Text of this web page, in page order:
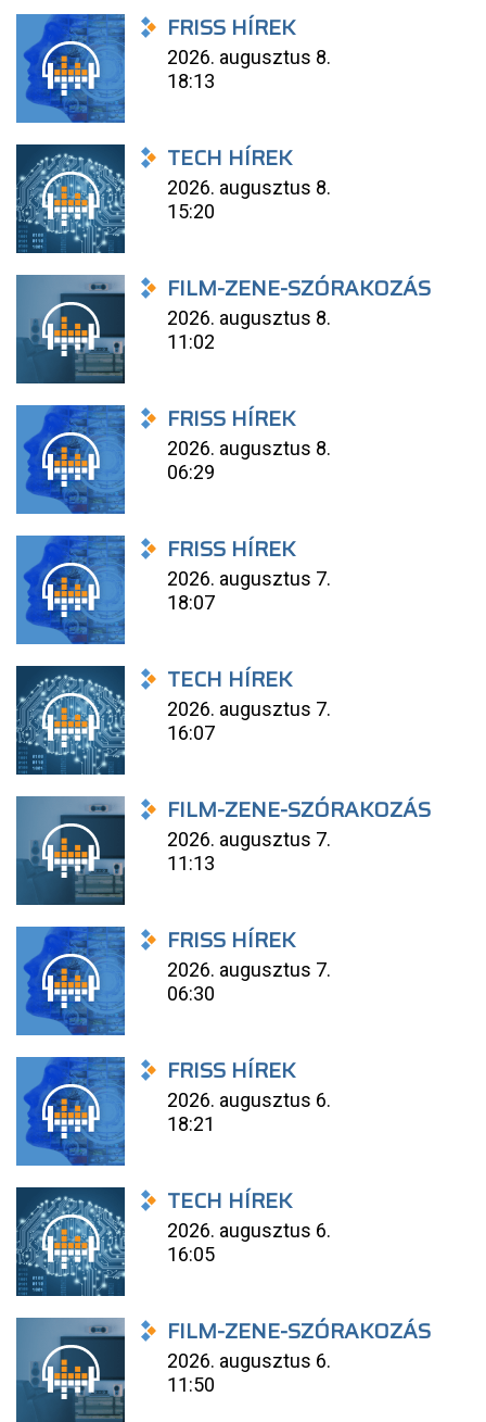
FRISS HÍREK
2026. augusztus 8.
18:13
TECH HÍREK
2026. augusztus 8.
15:20
FILM-ZENE-SZÓRAKOZÁS
2026. augusztus 8.
11:02
FRISS HÍREK
2026. augusztus 8.
06:29
FRISS HÍREK
2026. augusztus 7.
18:07
TECH HÍREK
2026. augusztus 7.
16:07
FILM-ZENE-SZÓRAKOZÁS
2026. augusztus 7.
11:13
FRISS HÍREK
2026. augusztus 7.
06:30
FRISS HÍREK
2026. augusztus 6.
18:21
TECH HÍREK
2026. augusztus 6.
16:05
FILM-ZENE-SZÓRAKOZÁS
2026. augusztus 6.
11:50